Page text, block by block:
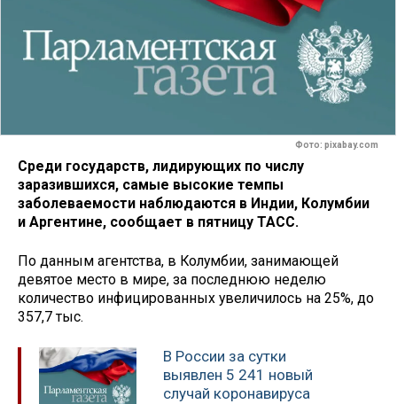
Фото: pixabay.com
Среди государств, лидирующих по числу
заразившихся, самые высокие темпы
заболеваемости наблюдаются в Индии, Колумбии
и Аргентине, сообщает в пятницу ТАСС.
По данным агентства, в Колумбии, занимающей
девятое место в мире, за последнюю неделю
количество инфицированных увеличилось на 25%, до
357,7 тыс.
В России за сутки
выявлен 5 241 новый
случай коронавируса